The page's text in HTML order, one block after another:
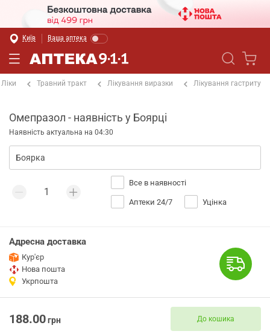
Київ Ваша аптека
Ліки Травний тракт Лікування виразки Лікування гастриту
Омепразол - наявність у Боярці
Наявність актуальна на 04:30
Все в наявності
Аптеки 24/7 Уцінка
Адресна доставка
Кур'єр
Нова пошта
Укрпошта
188.00грн До кошика